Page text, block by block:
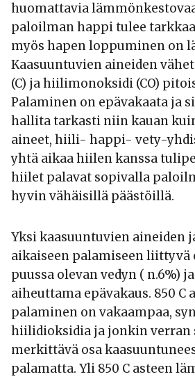
huomattavia
paloilman happi tulee
myös hapen loppuminen on
Kaasuuntuvien aineiden
(C) ja hiilimonoksidi (CO)
Palaminen on epävakaata ja
hallita tarkasti niin kauan
aineet, hiili- happi- vety-
yhtä aikaa hiilen kanssa
hiilet palavat sopivalla
hyvin vähäisillä päästöillä.
Yksi kaasuuntuvien aineiden
aikaiseen palamiseen liittyvä
puussa olevan vedyn ( n.6%)
aiheuttama epävakaus. 850 C
palaminen on vakaampaa,
hiilidioksidia ja jonkin verran
merkittävä osa
palamatta. Yli 850 C asteen